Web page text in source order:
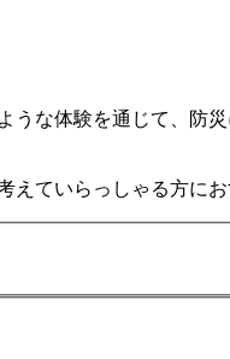
うな体験を通じて、防
ていらっしゃる方にお